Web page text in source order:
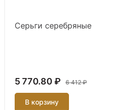
Серьги серебряные
5 770.80 ₽ 6 412 ₽
В корзину